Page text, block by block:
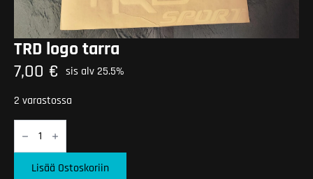
TRD logo tarra
7,00 € sis alv 25.5%
2 varastossa
TRD
logo
Lisää Ostoskoriin